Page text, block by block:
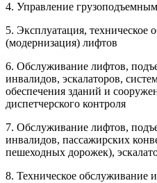
4. Управление
5. Эксплуатация, техническое
(модернизация) лифтов
6. Обслуживание лифтов,
инвалидов, эскалаторов,
обеспечения зданий и
диспетчерского контроля
7. Обслуживание лифтов,
инвалидов, пассажирских
пешеходных дорожек),
8. Техническое обслуживание